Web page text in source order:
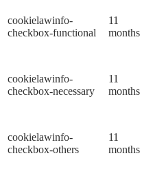
cookielawinfo-
checkbox-functional
11
months
cookielawinfo-
checkbox-necessary
11
months
cookielawinfo-
checkbox-others
11
months